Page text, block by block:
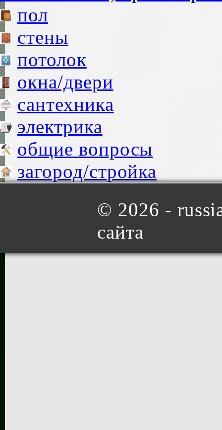
пол
стены
потолок
окна/двери
сантехника
электрика
общие вопросы
загород/стройка
© 2026 -
сайта